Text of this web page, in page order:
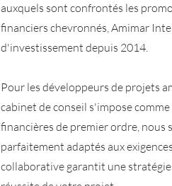
auxquels sont confrontés les
financiers chevronnés, Amimar
d'investissement depuis 2014.
Pour les développeurs de projets
cabinet de conseil s'impose
financières de premier ordre, nous
parfaitement adaptés aux
collaborative garantit une stratégie